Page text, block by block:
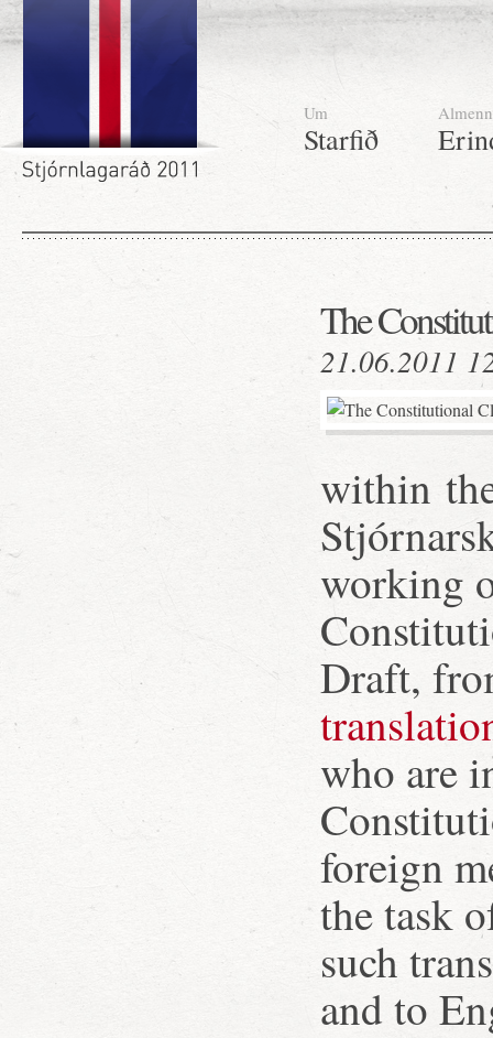
Um
Starfið
Almenn
The
21.06.2011
within
working
Draft,
who are
foreign
the task
such
and to